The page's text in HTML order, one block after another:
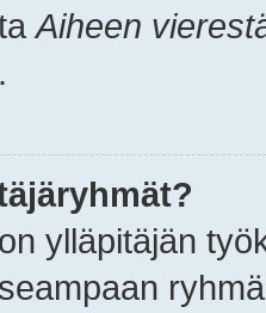
Aiheen
ylläpitäjän